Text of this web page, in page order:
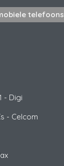
telefoons
- Digi
- Celcom